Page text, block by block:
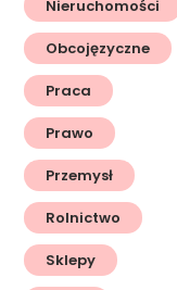
Nieruchomości
Obcojęzyczne
Praca
Prawo
Przemysł
Rolnictwo
Sklepy